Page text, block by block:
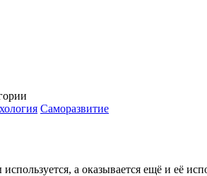
Саморазвитие
а оказывается ещё и её